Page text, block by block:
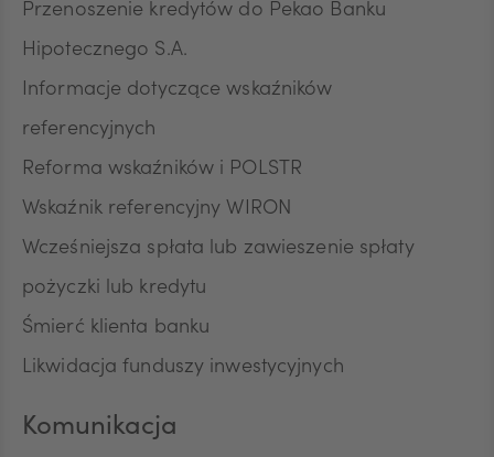
Przenoszenie kredytów do Pekao Banku
Hipotecznego S.A.
Informacje dotyczące wskaźników
referencyjnych
Reforma wskaźników i POLSTR
Wskaźnik referencyjny WIRON
Wcześniejsza spłata lub zawieszenie spłaty
pożyczki lub kredytu
Śmierć klienta banku
Likwidacja funduszy inwestycyjnych
Komunikacja